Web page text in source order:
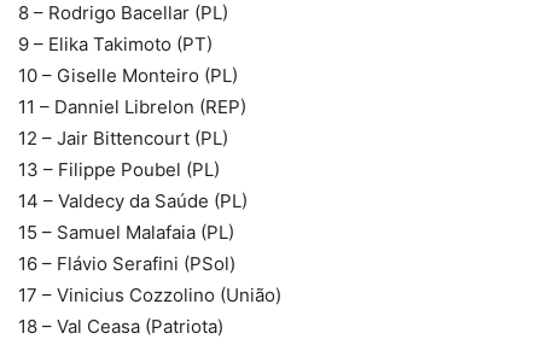
8 – Rodrigo Bacellar (PL)
9 – Elika Takimoto (PT)
10 – Giselle Monteiro (PL)
11 – Danniel Librelon (REP)
12 – Jair Bittencourt (PL)
13 – Filippe Poubel (PL)
14 – Valdecy da Saúde (PL)
15 – Samuel Malafaia (PL)
16 – Flávio Serafini (PSol)
17 – Vinicius Cozzolino (União)
18 – Val Ceasa (Patriota)